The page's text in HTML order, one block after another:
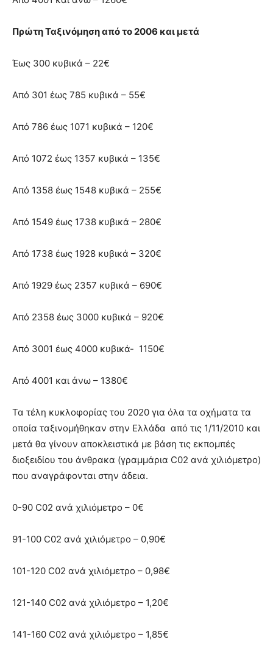
Πρώτη Ταξινόμηση από το 2006 και μετά
Έως 300 κυβικά – 22€
Από 301 έως 785 κυβικά – 55€
Από 786 έως 1071 κυβικά – 120€
Από 1072 έως 1357 κυβικά – 135€
Από 1358 έως 1548 κυβικά – 255€
Από 1549 έως 1738 κυβικά – 280€
Από 1738 έως 1928 κυβικά – 320€
Από 1929 έως 2357 κυβικά – 690€
Από 2358 έως 3000 κυβικά – 920€
Από 3001 έως 4000 κυβικά- 1150€
Από 4001 και άνω – 1380€
Τα τέλη κυκλοφορίας του 2020 για όλα τα οχήματα τα
οποία ταξινομήθηκαν στην Ελλάδα από τις 1/11/2010 και
μετά θα γίνουν αποκλειστικά με βάση τις εκπομπές
διοξειδίου του άνθρακα (γραμμάρια C02 ανά χιλιόμετρο)
που αναγράφονται στην άδεια.
0-90 C02 ανά χιλιόμετρο – 0€
91-100 C02 ανά χιλιόμετρο – 0,90€
101-120 C02 ανά χιλιόμετρο – 0,98€
121-140 C02 ανά χιλιόμετρο – 1,20€
141-160 C02 ανά χιλιόμετρο – 1,85€